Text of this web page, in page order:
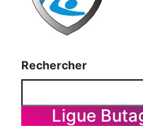
Rechercher
Ligue